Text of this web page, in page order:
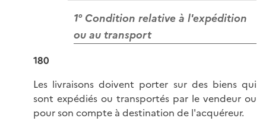
1° Condition relative à l'expédition
ou au transport
180
Les livraisons doivent porter sur des biens qui
sont expédiés ou transportés par le vendeur ou
pour son compte à destination de l'acquéreur.